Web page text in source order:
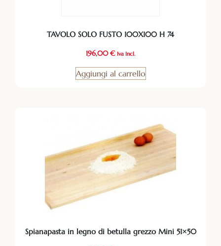
TAVOLO SOLO FUSTO 100X100 H 74
196,00€ Iva Incl.
Aggiungi al carrello
Spianapasta in legno di betulla grezzo Mini 51×50